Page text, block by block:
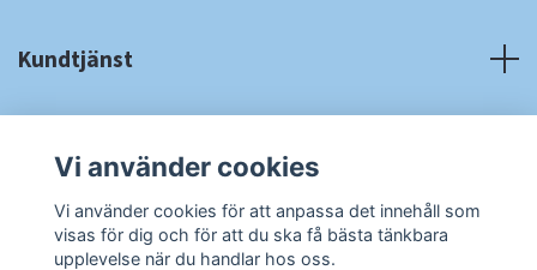
Kundtjänst
Sociala medier
Vi använder cookies
Vi använder cookies för att anpassa det innehåll som
visas för dig och för att du ska få bästa tänkbara
upplevelse när du handlar hos oss.